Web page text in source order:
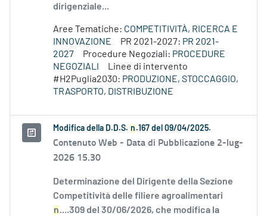
dirigenziale...
Aree Tematiche: COMPETITIVITÀ, RICERCA E
INNOVAZIONE
PR 2021-2027: PR 2021-
2027
Procedure Negoziali: PROCEDURE
NEGOZIALI
Linee di intervento
#H2Puglia2030: PRODUZIONE, STOCCAGGIO,
TRASPORTO, DISTRIBUZIONE
Modifica della D.D.S. n .167 del 09/04/2025.
Contenuto Web - Data di Pubblicazione 2-lug-
2026 15.30
Determinazione del Dirigente della Sezione
Competitività delle filiere agroalimentari
n....309 del 30/06/2026, che modifica la